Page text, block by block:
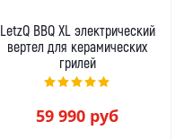
LetzQ BBQ XL электрический
вертел для керамических
грилей
59 990 руб